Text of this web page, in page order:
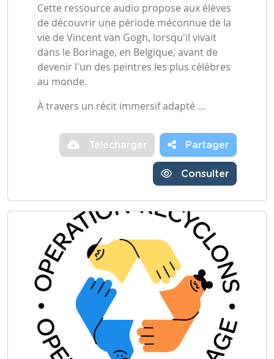
Cette ressource audio propose aux élèves
de découvrir une période méconnue de la
vie de Vincent van Gogh, lorsqu'il vivait
dans le Borinage, en Belgique, avant de
devenir l'un des peintres les plus célèbres
au monde.
À travers un récit immersif adapté …
Télécharger Partager
Consulter